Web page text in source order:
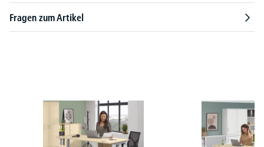
Fragen zum Artikel